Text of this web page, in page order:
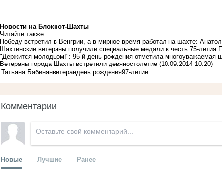
Новости на Блoкнoт-Шахты
Читайте также:
Победу встретил в Венгрии, а в мирное время работал на шахте:
Шахтинские ветераны получили специальные медали в честь 75-летия
"Держится молодцом!": 95-й день рождения отметила многоуважаемая
Ветераны города Шахты встретили девяностолетие (10.09.2014 10:20)
Татьяна Бабинянветерандень рождения97-летие
Комментарии
Новые Лучшие Ранее